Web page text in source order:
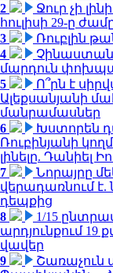
2
Ջուր չի
հուլիսի 29-ը
3
Ռուբլին
4
մարդուն
5
Ո՞րն է
Ալեքսանյանի
մանրամասներ
6
Խստորեն
Ռուբինյանի
լինելը. Դանիել
7
Նորայրը
վերադառնում
դեպքից
8
1/15
արդյունքում 19
վավեր
9
Շառաչուն